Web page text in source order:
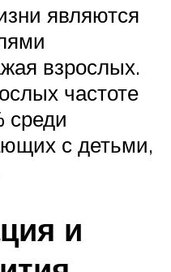
являются
взрослых.
частоте
среди
с детьми,
и